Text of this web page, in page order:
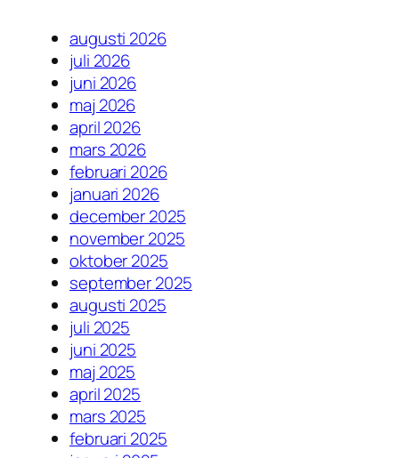
augusti 2026
juli 2026
juni 2026
maj 2026
april 2026
mars 2026
februari 2026
januari 2026
december 2025
november 2025
oktober 2025
september 2025
augusti 2025
juli 2025
juni 2025
maj 2025
april 2025
mars 2025
februari 2025